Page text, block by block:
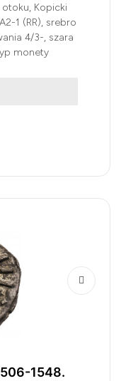
Kopicki
1 (RR), srebro
4/3-, szara
monety
1548.